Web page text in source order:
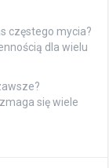
częstego mycia?
dla wielu
się wiele